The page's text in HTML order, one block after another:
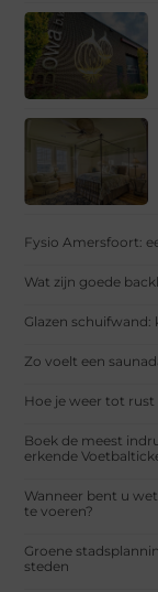
Fysio Amersfoort:
Wat zijn goede
Glazen
Zo voelt een
Hoe je weer tot
Boek de meest
erkende
Wanneer bent u
te voeren?
Groene
steden